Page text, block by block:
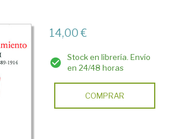
14,00 €
Stock en librería. Envío
en 24/48 horas
COMPRAR